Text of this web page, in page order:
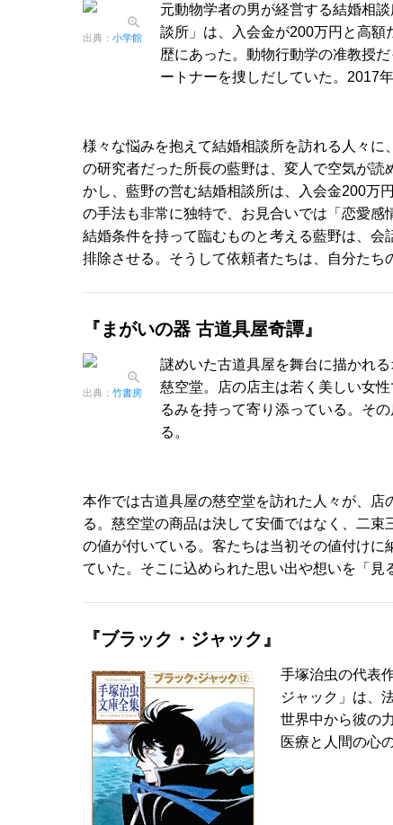
出典： 小学館
元動物学者の男が経営する結婚相
談所」は、入会金が200万円と高
歴にあった。動物行動学の准教授
ートナーを捜しだしていた。2017
様々な悩みを抱えて結婚相談所を訪れる人々
の研究者だった所長の藍野は、変人で空気が
かし、藍野の営む結婚相談所は、入会金200万
の手法も非常に独特で、お見合いでは「恋愛
結婚条件を持って臨むものと考える藍野は、
排除させる。そうして依頼者たちは、自分たち
『まがいの器 古道具屋奇譚』
出典： 竹書房
謎めいた古道具屋を舞台に描かれ
慈空堂。店の店主は若く美しい女
るみを持って寄り添っている。そ
る。
本作では古道具屋の慈空堂を訪れた人々が、
る。慈空堂の商品は決して安価ではなく、二
の値が付いている。客たちは当初その値付け
ていた。そこに込められた思い出や想いを「見
『ブラック・ジャック』
手塚治虫の代表
ジャック」は、
世界中から彼の
医療と人間の心